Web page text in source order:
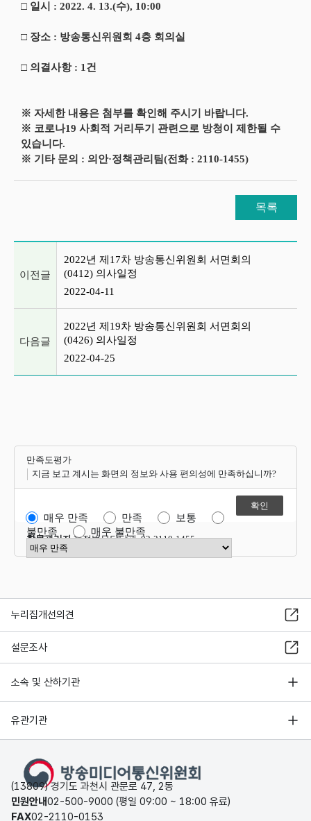
□ 일시 : 2022. 4. 13.(수), 10:00
□ 장소 : 방송통신위원회 4층 회의실
□ 의결사항 : 1건
※ 자세한 내용은 첨부를 확인해 주시기 바랍니다.
※ 코로나19 사회적 거리두기 관련으로 방청이 제한될 수
있습니다.
※ 기타 문의 : 의안·정책관리팀(전화 : 2110-1455)
목록
이전글
2022년 제17차 방송통신위원회 서면회의
(0412) 의사일정
2022-04-11
다음글
2022년 제19차 방송통신위원회 서면회의
(0426) 의사일정
2022-04-25
만족도평가
지금 보고 계시는 화면의 정보와 사용 편의성에 만족하십니까?
매우 만족 만족
보통
불만족
매우 불만족
만족도 점수 선택
항목관리자행정법무담당관 02-2110-1455
누리집개선의견
설문조사
소속 및 산하기관
유관기관
(13809) 경기도 과천시 관문로 47, 2동
민원안내02-500-9000 (평일 09:00 ~ 18:00 유료)
FAX02-2110-0153